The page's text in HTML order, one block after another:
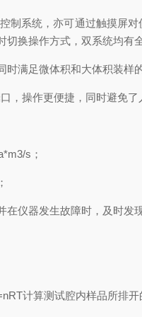
系统，亦可通过触摸屏
切换操作方式，双系统均有
满足微体积和大体积装样
，操作更便捷，同时避免
s；
仪器发生故障时，及时发
计算测试腔内样品所排